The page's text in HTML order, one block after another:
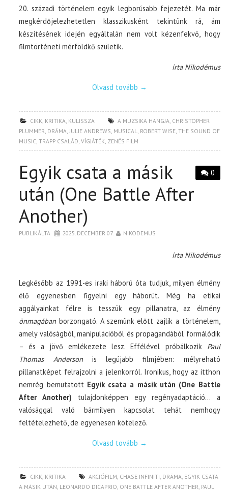
20. századi történelem egyik legborúsabb fejezetét. Ma már
megkérdőjelezhetetlen klasszikusként tekintünk rá, ám
készítésének idején egyáltalán nem volt kézenfekvő, hogy
filmtörténeti mérföldkő születik.
írta Nikodémus
Olvasd tovább →
CIKK, KRITIKA, KULISSZA A MUZSIKA HANGJA, CHRISTOPHER
PLUMMER, DRÁMA,JULIE ANDREWS, MUSICAL, ROBERT WISE,THE SOUND OF
MUSIC,TRAPP CSALÁD,VÍGJÁTÉK, ZENÉS FILM
0
Egyik csata a másik
után (One Battle After
Another)
PUBLIKÁLTA 2025. DECEMBER 07. NIKODEMUS
írta Nikodémus
Legkésőbb az 1991-es iraki háború óta tudjuk, milyen élmény
élő egyenesben figyelni egy háborút. Még ha etikai
aggályainkat félre is tesszük egy pillanatra, az élmény
önmagábanborzongató. A szemünk előtt zajlik a történelem,
amely valóságból, manipulációból és propagandából formálódik
– és a jövő emlékezete lesz. Effélével próbálkozik Paul
Thomas Andersonis legújabb filmjében: mélyreható
pillanatképet felrajzolni a jelenkorról. Ironikus, hogy az itthon
nemrég bemutatott Egyik csata a másik után (One Battle
After Another) tulajdonképpen egy regényadaptáció… a
valósággal való bármilyen kapcsolat tehát nemhogy
feltételezhető, de egyenesen kötelező.
Olvasd tovább →
CIKK, KRITIKA AKCIÓFILM, CHASE INFINITI, DRÁMA, EGYIK CSATA
A MÁSIK UTÁN, LEONARDO DICAPRIO, ONE BATTLE AFTER ANOTHER, PAUL